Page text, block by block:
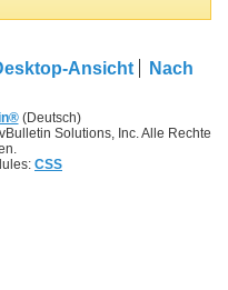
Ansicht
Nach
(Deutsch)
Solutions, Inc. Alle Rechte
CSS